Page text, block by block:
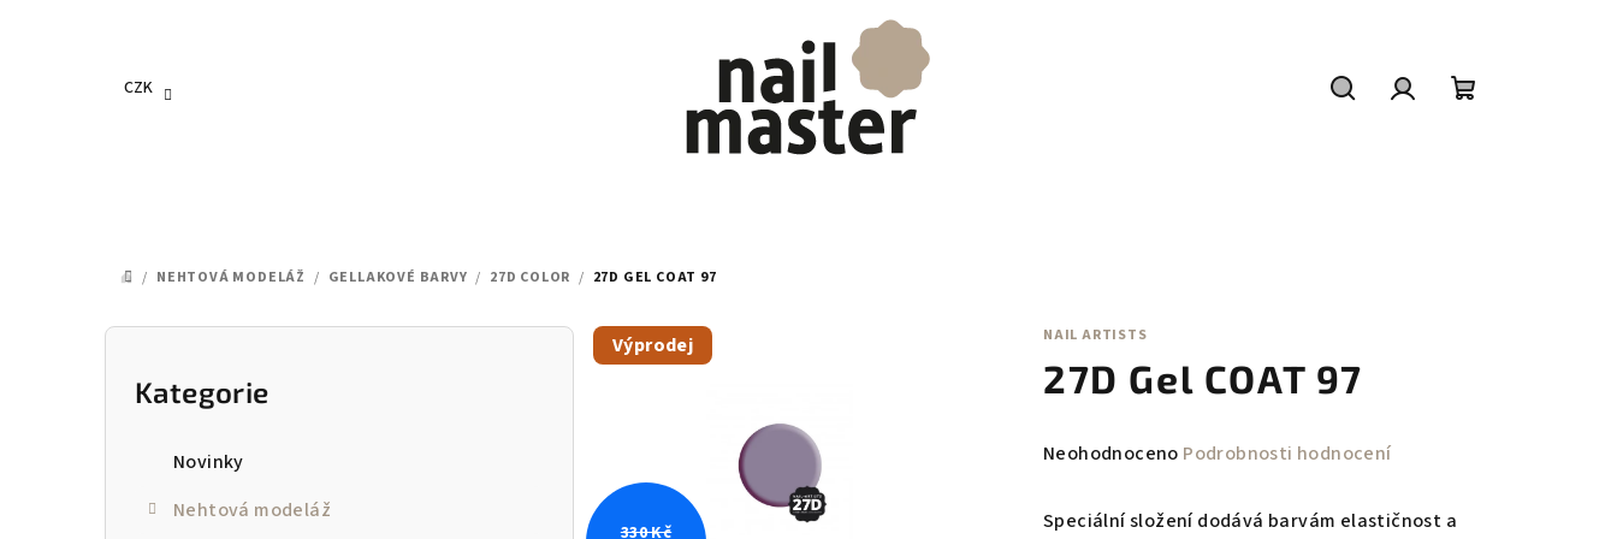
CZK
DOMŮ
/ NEHTOVÁ MODELÁŽ / GELLAKOVÉ BARVY / 27D COLOR / 27D GEL COAT 97
P
Přeskočit
kategorie
Kategorie
Novinky
Nehtová modeláž
NAIL ARTISTS
27D Gel COAT 97
Průměrné
produktu
Neohodnoceno Podrobnosti hodnocení
Speciální složení dodává barvám elastičnost a
Výprodej
330 Kč